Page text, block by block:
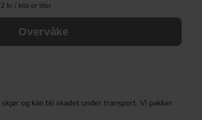
kr / kilo or liter
Overvåke
og kan bli skadet under transport. Vi pakker